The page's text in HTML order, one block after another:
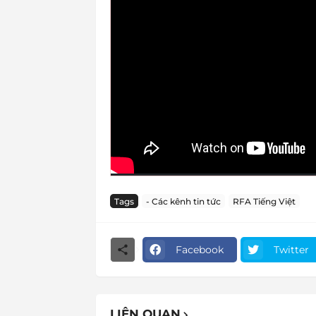
Tags - Các kênh tin tức RFA Tiếng Việt
Facebook Twitter